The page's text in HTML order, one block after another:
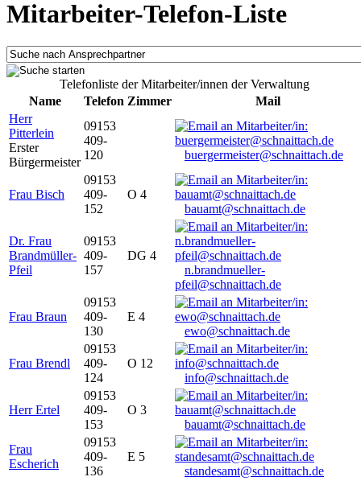
Mitarbeiter-Telefon-Liste
Telefonliste der Mitarbeiter/innen der Verwaltung
Name
Telefon Zimmer
Mail
Herr
Pitterlein
Erster
Bürgermeister
09153
409-
120
buergermeister@schnaittach.de
Frau Bisch
09153
409-
152
O 4
bauamt@schnaittach.de
Dr. Frau
Brandmüller-
Pfeil
09153
409-
157
DG 4
n.brandmueller-
pfeil@schnaittach.de
Frau Braun
09153
409-
130
E 4
ewo@schnaittach.de
Frau Brendl
09153
409-
124
O 12
info@schnaittach.de
Herr Ertel
09153
409-
153
O 3
bauamt@schnaittach.de
Frau
Escherich
09153
409-
136
E 5
standesamt@schnaittach.de